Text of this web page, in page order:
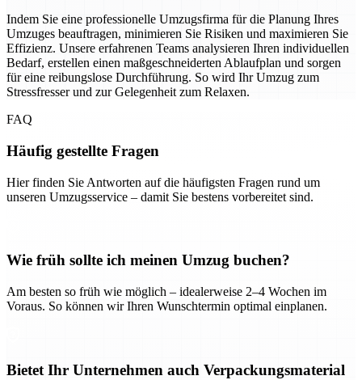
Indem Sie eine professionelle Umzugsfirma für die Planung Ihres
Umzuges beauftragen, minimieren Sie Risiken und maximieren Sie
Effizienz. Unsere erfahrenen Teams analysieren Ihren individuellen
Bedarf, erstellen einen maßgeschneiderten Ablaufplan und sorgen
für eine reibungslose Durchführung. So wird Ihr Umzug zum
Stressfresser und zur Gelegenheit zum Relaxen.
FAQ
Häufig gestellte Fragen
Hier finden Sie Antworten auf die häufigsten Fragen rund um
unseren Umzugsservice – damit Sie bestens vorbereitet sind.
Wie früh sollte ich meinen Umzug buchen?
Am besten so früh wie möglich – idealerweise 2–4 Wochen im
Voraus. So können wir Ihren Wunschtermin optimal einplanen.
Bietet Ihr Unternehmen auch Verpackungsmaterial